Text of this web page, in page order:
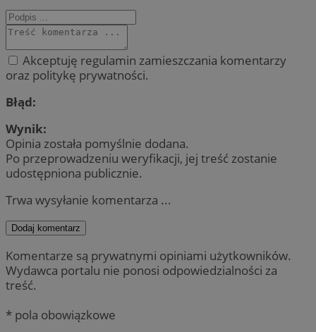
Akceptuję regulamin zamieszczania komentarzy
oraz politykę prywatności.
Błąd:
Wynik:
Opinia została pomyślnie dodana.
Po przeprowadzeniu weryfikacji, jej treść zostanie
udostępniona publicznie.
Trwa wysyłanie komentarza ...
Dodaj komentarz
Komentarze są prywatnymi opiniami użytkowników.
Wydawca portalu nie ponosi odpowiedzialności za
treść.
* pola obowiązkowe